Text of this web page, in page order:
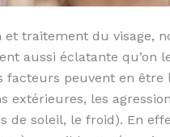
et traitement du visage,
aussi éclatante qu’on
facteurs peuvent en être
extérieures, les
de soleil, le froid). En